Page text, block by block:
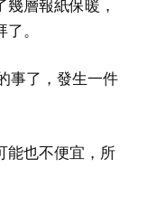
層報紙保暖，
。
事了，發生一件
能也不便宜，所